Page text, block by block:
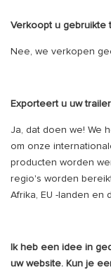
Verkoopt u gebruikte
Nee, we verkopen
Exporteert u uw
Ja, dat doen we! We
om onze
producten worden
regio's worden
Afrika, EU -landen en
Ik heb een idee in
uw website. Kun je